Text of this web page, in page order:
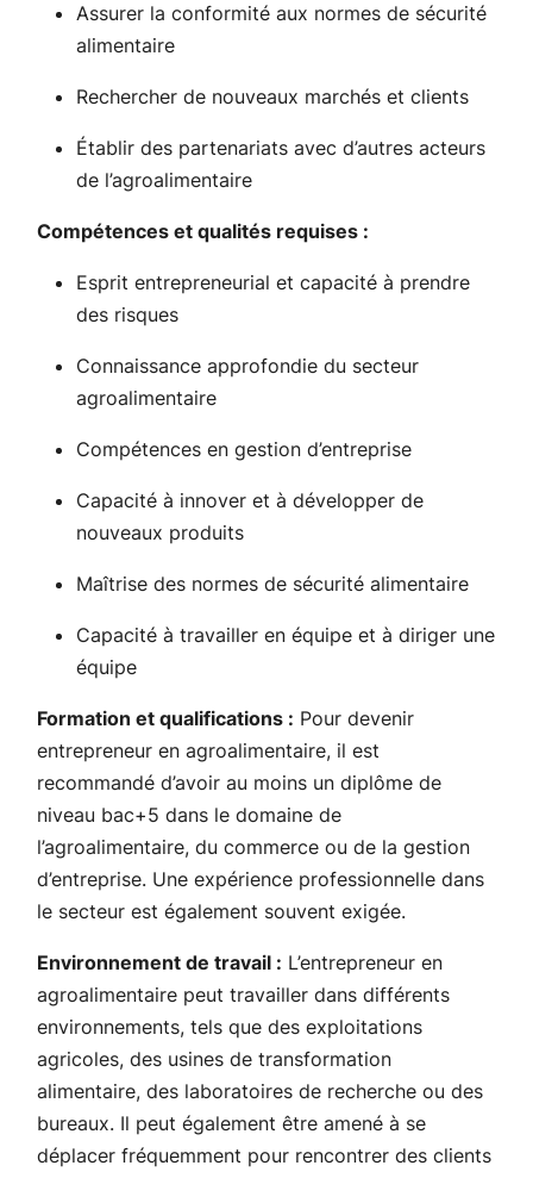
Assurer la conformité aux normes de sécurité
alimentaire
Rechercher de nouveaux marchés et clients
Établir des partenariats avec d’autres acteurs
de l’agroalimentaire
Compétences et qualités requises :
Esprit entrepreneurial et capacité à prendre
des risques
Connaissance approfondie du secteur
agroalimentaire
Compétences en gestion d’entreprise
Capacité à innover et à développer de
nouveaux produits
Maîtrise des normes de sécurité alimentaire
Capacité à travailler en équipe et à diriger une
équipe
Formation et qualifications : Pour devenir
entrepreneur en agroalimentaire, il est
recommandé d’avoir au moins un diplôme de
niveau bac+5 dans le domaine de
l’agroalimentaire, du commerce ou de la gestion
d’entreprise. Une expérience professionnelle dans
le secteur est également souvent exigée.
Environnement de travail : L’entrepreneur en
agroalimentaire peut travailler dans différents
environnements, tels que des exploitations
agricoles, des usines de transformation
alimentaire, des laboratoires de recherche ou des
bureaux. Il peut également être amené à se
déplacer fréquemment pour rencontrer des clients